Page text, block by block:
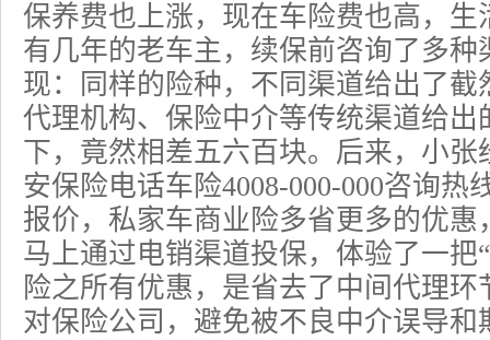
保养费也上涨，现在车险费也高，生
有几年的老车主，续保前咨询了多
现：同样的险种，不同渠道给出了截
代理机构、保险中介等传统渠道给
下，竟然相差五六百块。后来，小
安保险电话车险4008-000-000咨询热
报价，私家车商业险多省更多的优惠
马上通过电销渠道投保，体验了一把
险之所有优惠，是省去了中间代理
对保险公司 ，避免被不良中介误导和